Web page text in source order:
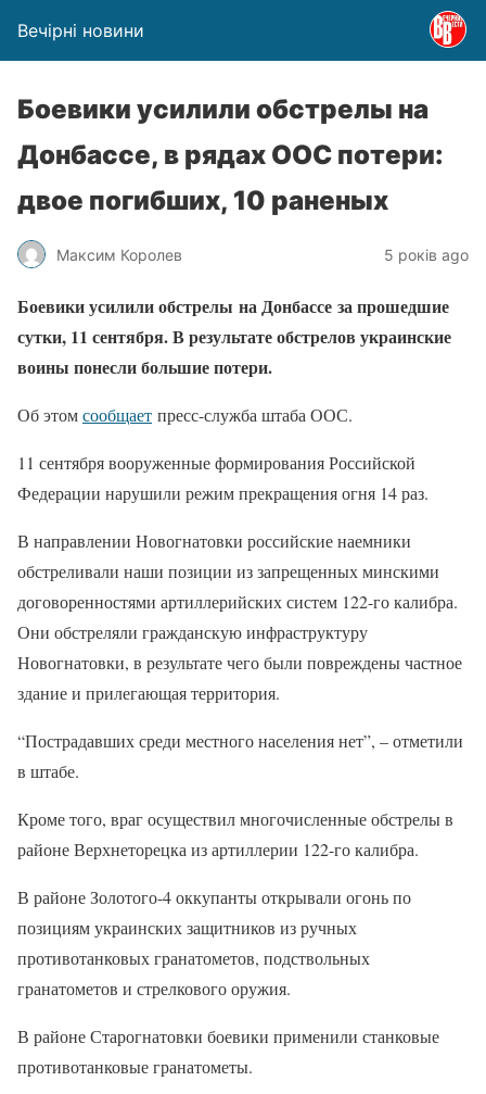
Вечірні новини
Боевики усилили обстрелы на
Донбассе, в рядах ООС потери:
двое погибших, 10 раненых
Максим Королев 5 років ago
Боевики усилили обстрелы на Донбассе за прошедшие
сутки, 11 сентября. В результате обстрелов украинские
воины понесли большие потери.
Об этомсообщает пресс-служба штаба ООС.
11 сентября вооруженные формирования Российской
Федерации нарушили режим прекращения огня 14 раз.
В направлении Новогнатовки российские наемники
обстреливали наши позиции из запрещенных минскими
договоренностями артиллерийских систем 122-го калибра.
Они обстреляли гражданскую инфраструктуру
Новогнатовки, в результате чего были повреждены частное
здание и прилегающая территория.
“Пострадавших среди местного населения нет”, – отметили
в штабе.
Кроме того, враг осуществил многочисленные обстрелы в
районе Верхнеторецка из артиллерии 122-го калибра.
В районе Золотого-4 оккупанты открывали огонь по
позициям украинских защитников из ручных
противотанковых гранатометов, подствольных
гранатометов и стрелкового оружия.
В районе Старогнатовки боевики применили станковые
противотанковые гранатометы.